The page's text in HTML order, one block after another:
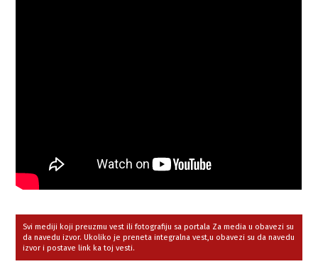
Svi mediji koji preuzmu vest ili fotografiju sa portala Za media u obavezi su
da navedu izvor. Ukoliko je preneta integralna vest,u obavezi su da navedu
izvor i postave link ka toj vesti.